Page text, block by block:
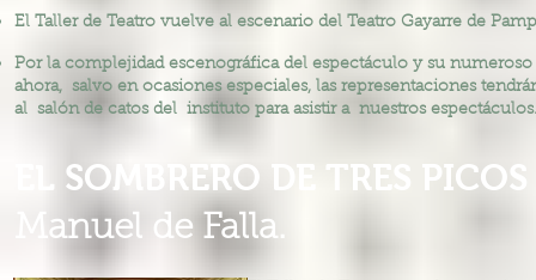
El Taller de Teatro vuelve al escenario del Teatro Gayarre de
Por la complejidad escenográfica del espectáculo y su
ahora, salvo en ocasiones especiales, las representaciones
al salón de catos del instituto para asistir a nuestros espectáculos.
EL SOMBRERO DE TRES
Manuel de Falla.